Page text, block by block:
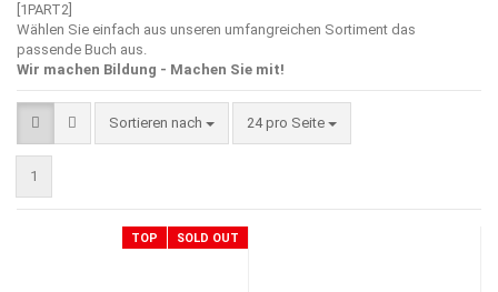
[1PART2]
Wählen Sie einfach aus unseren umfangreichen Sortiment das
passende Buch aus.
Wir machen Bildung - Machen Sie mit!
Sortieren nach
Sortieren nach 24 pro Seite
pro Seite
1
TOP SOLD OUT